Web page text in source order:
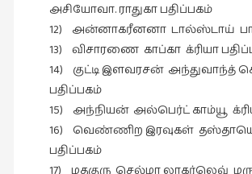
புத்தகக்
தினங்கள்
புனைவுக்குறிப்புகள்
பெயரற்ற
அசியோவா. ராதுகா பதிப்பகம்
12) அன்னாகரீனனா டால்ஸ்டாய்
13) விசாரணை காப்கா க்ரியா
14) குட்டி இளவரசன் அந்துவாந்த்
பதிப்பகம்
15) அந்நியன் அல்பெர்ட் காம்யூ
16) வெண்ணிற இரவுகள்
பதிப்பகம்